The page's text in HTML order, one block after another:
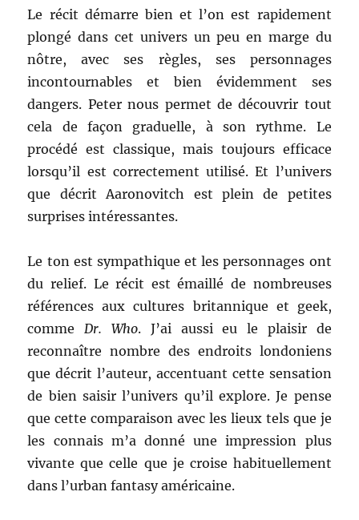
Le récit démarre bien et l’on est rapidement
plongé dans cet univers un peu en marge du
nôtre, avec ses règles, ses personnages
incontournables et bien évidemment ses
dangers. Peter nous permet de découvrir tout
cela de façon graduelle, à son rythme. Le
procédé est classique, mais toujours efficace
lorsqu’il est correctement utilisé. Et l’univers
que décrit Aaronovitch est plein de petites
surprises intéressantes.
Le ton est sympathique et les personnages ont
du relief. Le récit est émaillé de nombreuses
références aux cultures britannique et geek,
commeDr. Who. J’ai aussi eu le plaisir de
reconnaître nombre des endroits londoniens
que décrit l’auteur, accentuant cette sensation
de bien saisir l’univers qu’il explore. Je pense
que cette comparaison avec les lieux tels que je
les connais m’a donné une impression plus
vivante que celle que je croise habituellement
dans l’urban fantasy américaine.